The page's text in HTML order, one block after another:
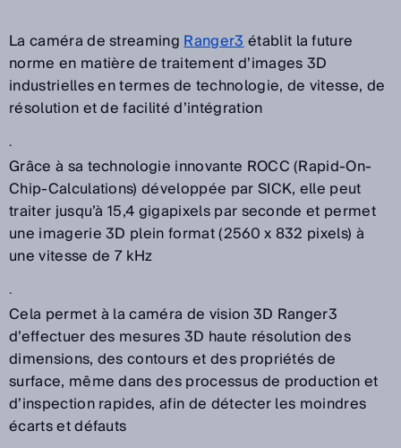
La caméra de streamingRanger3établit la future
norme en matière de traitement d’images 3D
industrielles en termes de technologie, de vitesse, de
résolution et de facilité d’intégration
.
Grâce à sa technologie innovante ROCC (Rapid-On-
Chip-Calculations) développée par SICK, elle peut
traiter jusqu’à 15,4 gigapixels par seconde et permet
une imagerie 3D plein format (2560 x 832 pixels) à
une vitesse de 7 kHz
.
Cela permet à la caméra de vision 3D Ranger3
d’effectuer des mesures 3D haute résolution des
dimensions, des contours et des propriétés de
surface, même dans des processus de production et
d’inspection rapides, afin de détecter les moindres
écarts et défauts